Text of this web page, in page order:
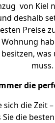
von Kiel
deshalb
Preise
besitzen,
muss.
die
sich die Zeit
die